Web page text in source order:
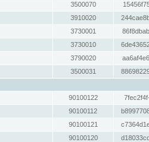
3500070
3910020
3730001
3730010
3790020
3500031
90100122
90100112
90100121
90100120